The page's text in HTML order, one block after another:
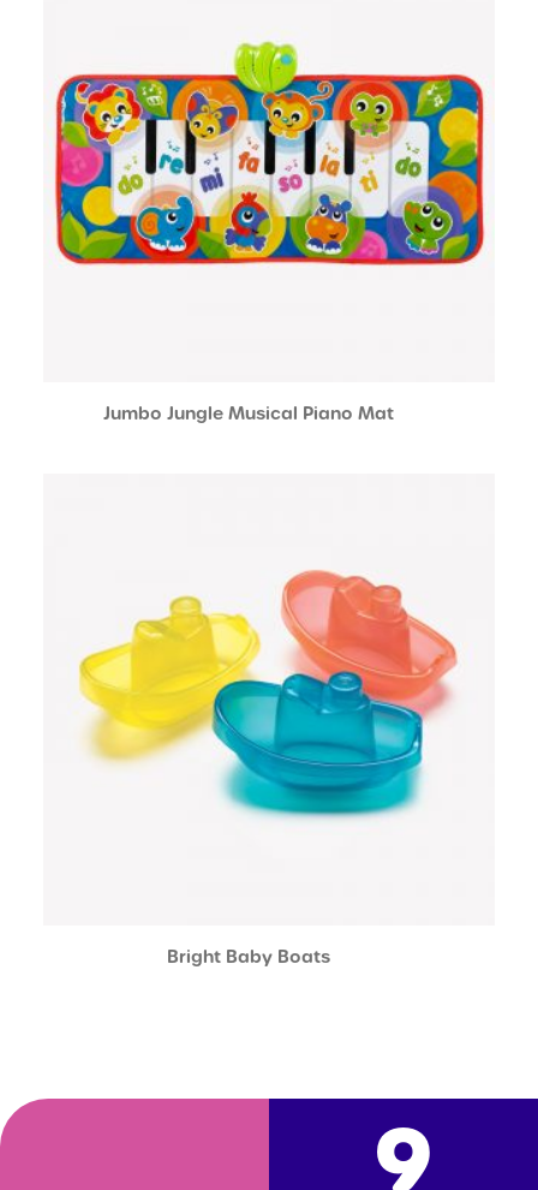
Jumbo Jungle Musical Piano Mat
Bright Baby Boats
9